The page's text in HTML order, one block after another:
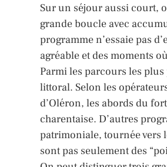
Sur un séjour aussi court,
grande boucle avec
programme n’essaie pas
agréable et des moments
Parmi les parcours les
littoral. Selon les
d’Oléron, les abords du
charentaise. D’autres
patrimoniale, tournée vers
sont pas seulement des